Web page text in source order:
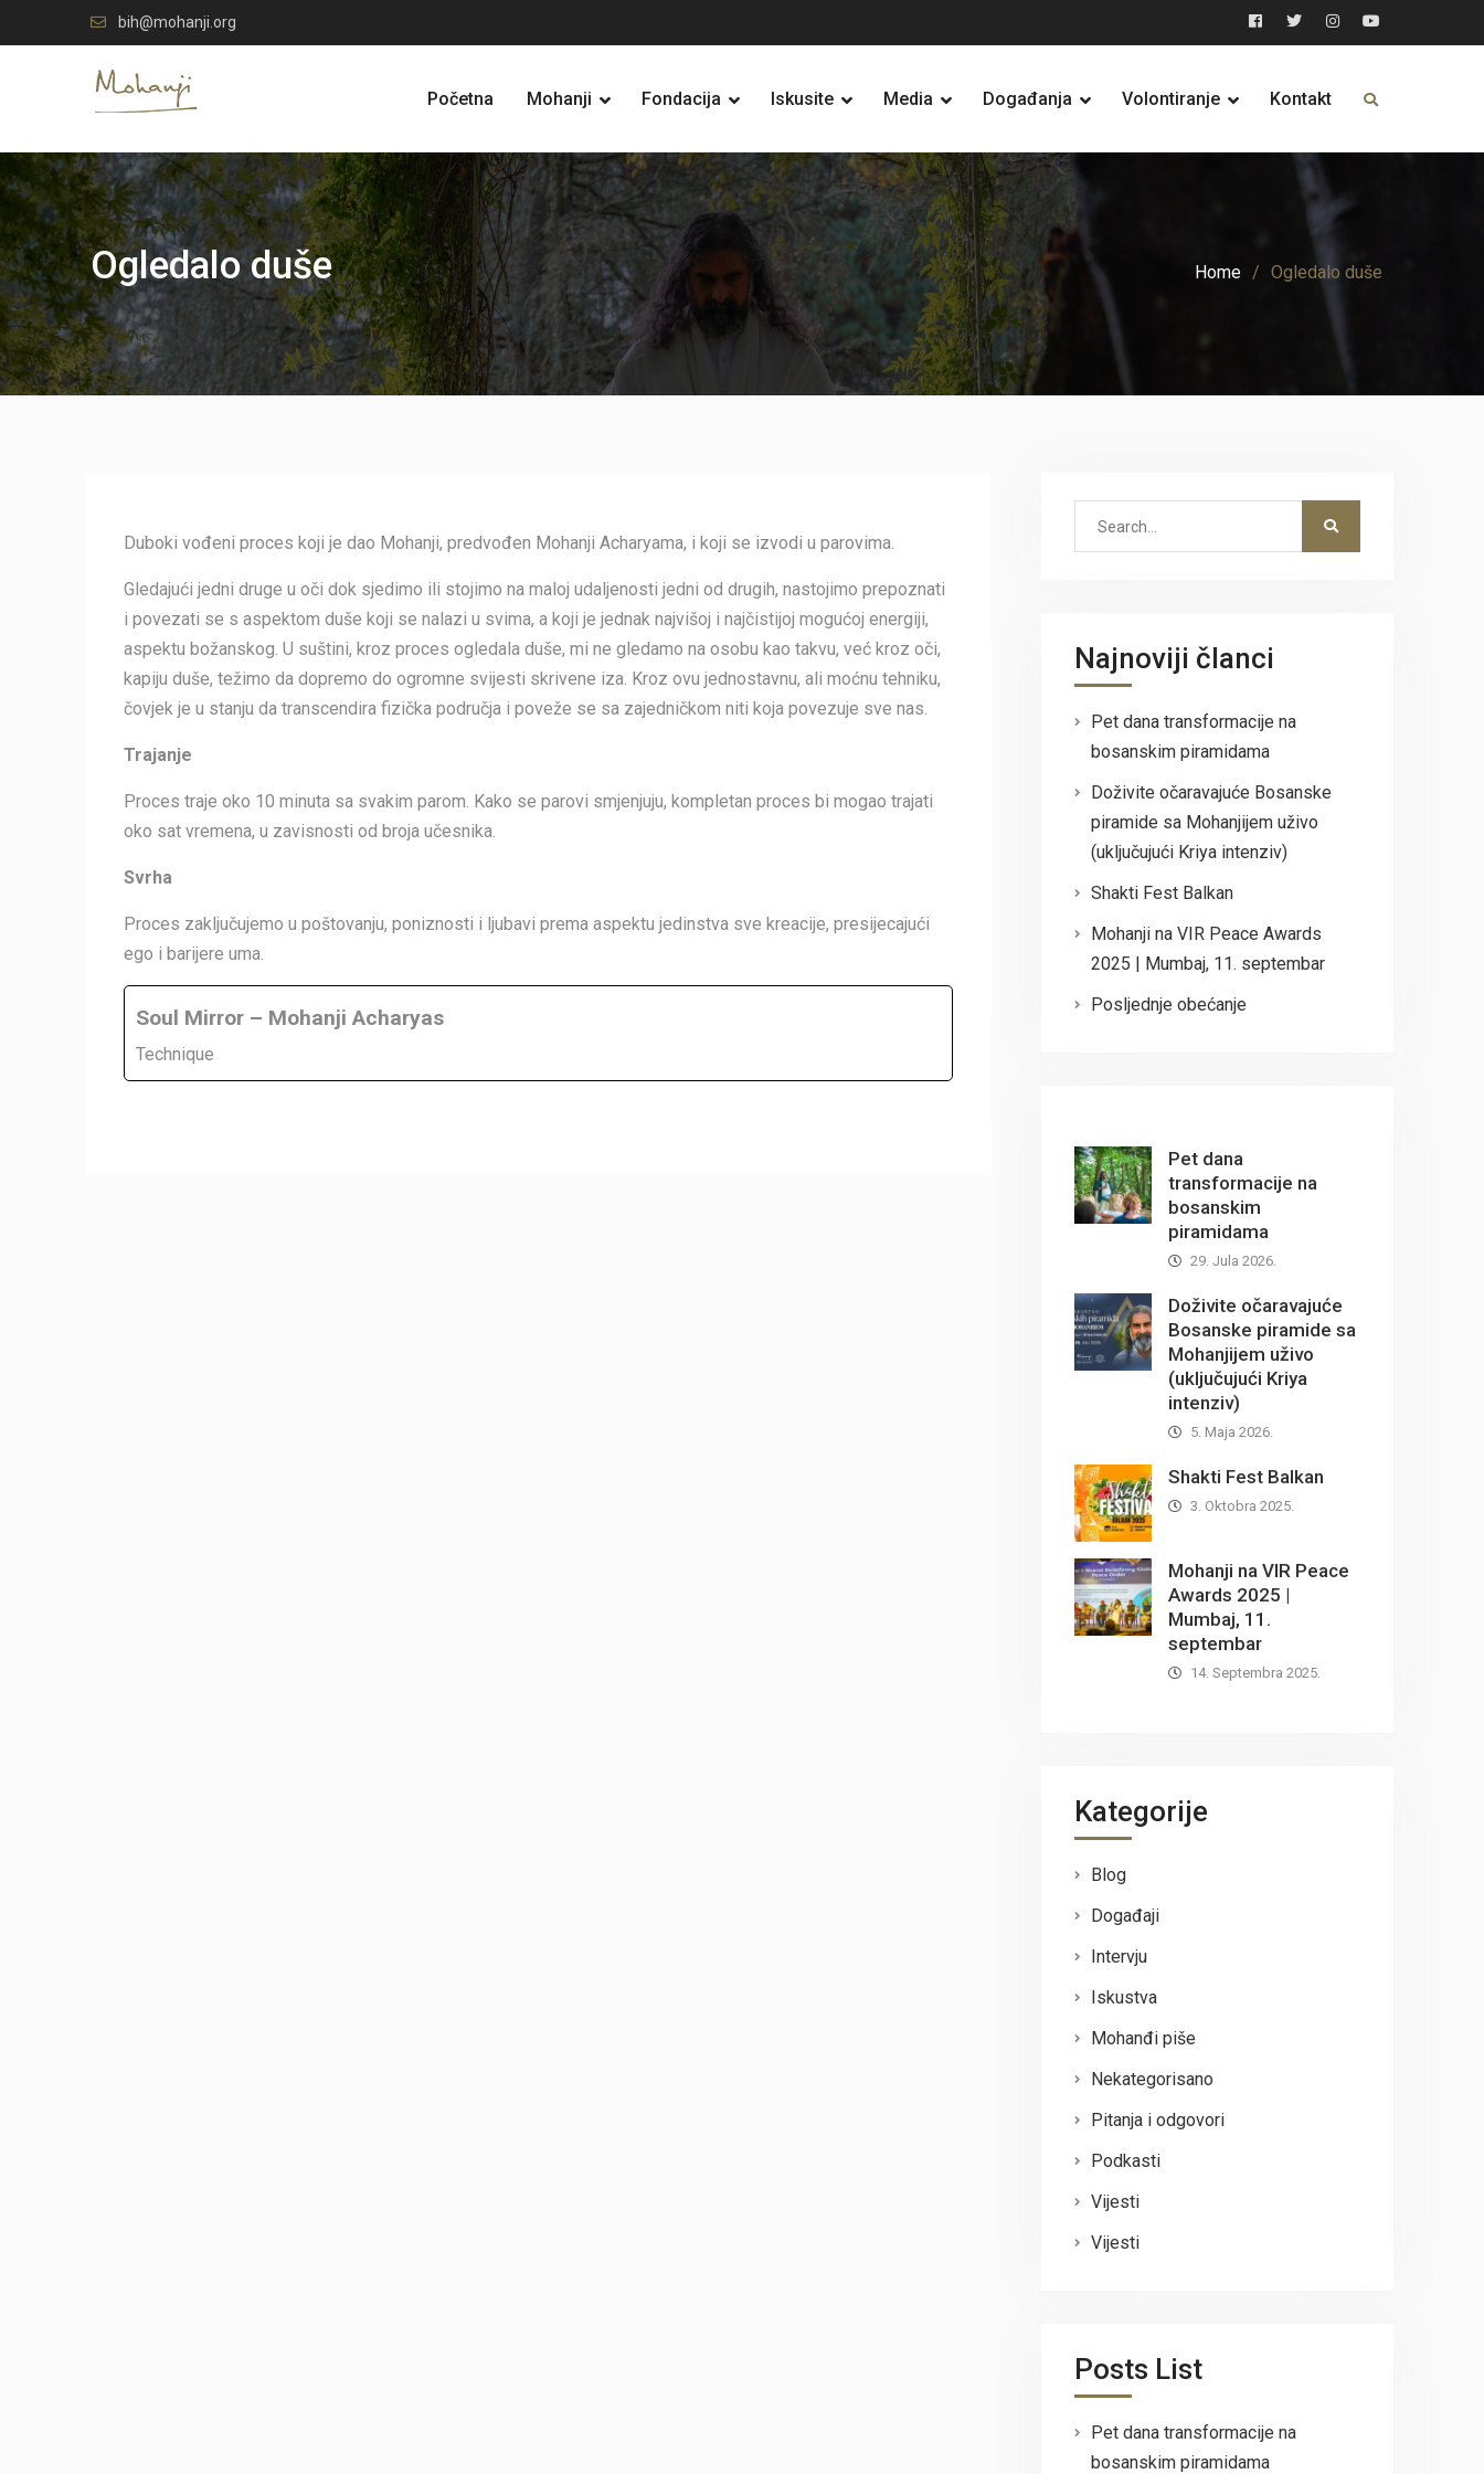
to
bih@mohanji.org
Facebook
TwitterInstagram
YouTube
Početna Mohanji Fondacija Iskusite Media Događanja Volontiranje Kontakt
Ogledalo duše Home Ogledalo duše
Duboki vođeni proces koji je dao Mohanji, predvođen Mohanji Acharyama, i koji se izvodi u parovima.
Gledajući jedni druge u oči dok sjedimo ili stojimo na maloj udaljenosti jedni od drugih, nastojimo prepoznati
i povezati se s aspektom duše koji se nalazi u svima, a koji je jednak najvišoj i najčistijoj mogućoj energiji,
aspektu božanskog. U suštini, kroz proces ogledala duše, mi ne gledamo na osobu kao takvu, već kroz oči,
kapiju duše, težimo da dopremo do ogromne svijesti skrivene iza. Kroz ovu jednostavnu, ali moćnu tehniku,
čovjek je u stanju da transcendira fizička područja i poveže se sa zajedničkom niti koja povezuje sve nas.
Trajanje
Proces traje oko 10 minuta sa svakim parom. Kako se parovi smjenjuju, kompletan proces bi mogao trajati
oko sat vremena, u zavisnosti od broja učesnika.
Svrha
Proces zaključujemo u poštovanju, poniznosti i ljubavi prema aspektu jedinstva sve kreacije, presijecajući
ego i barijere uma.
Soul Mirror – Mohanji Acharyas
Technique
Najnoviji članci
Pet dana transformacije na
bosanskim piramidama
Doživite očaravajuće Bosanske
piramide sa Mohanjijem uživo
(uključujući Kriya intenziv)
Shakti Fest Balkan
Mohanji na VIR Peace Awards
2025 | Mumbaj, 11. septembar
Posljednje obećanje
Pet dana
transformacije na
bosanskim
piramidama
29. Jula 2026.
Doživite očaravajuće
Bosanske piramide sa
Mohanjijem uživo
(uključujući Kriya
intenziv)
5. Maja 2026.
Shakti Fest Balkan
3. Oktobra 2025.
Mohanji na VIR Peace
Awards 2025 |
Mumbaj, 11.
septembar
14. Septembra 2025.
Kategorije
Blog
Događaji
Intervju
Iskustva
Mohanđi piše
Nekategorisano
Pitanja i odgovori
Podkasti
Vijesti
Vijesti
Posts List
Pet dana transformacije na
bosanskim piramidama